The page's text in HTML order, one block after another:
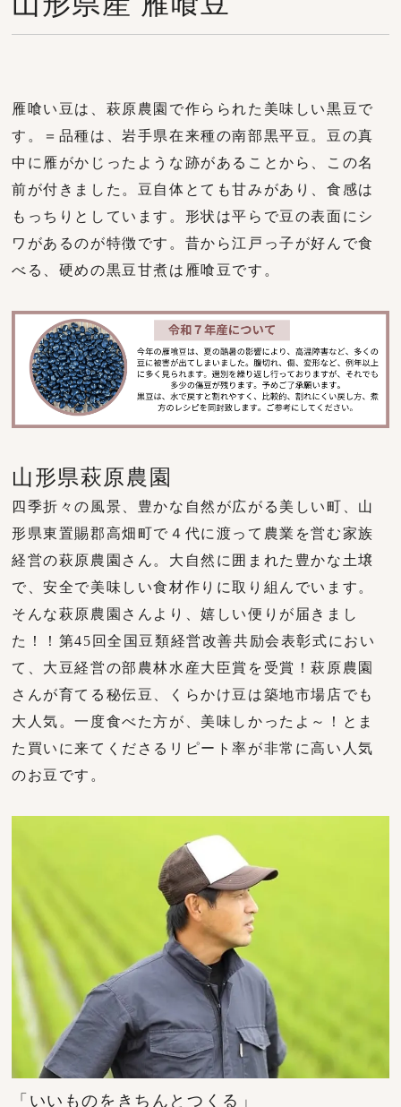
雁喰い豆は、萩原農園で作らられた美味しい黒豆で
す。＝品種は、岩手県在来種の南部黒平豆。豆の真
中に雁がかじったような跡があることから、この名
前が付きました。豆自体とても甘みがあり、食感は
もっちりとしています。形状は平らで豆の表面にシ
ワがあるのが特徴です。昔から江戸っ子が好んで食
べる、硬めの黒豆甘煮は雁喰豆です。
山形県萩原農園
四季折々の風景、豊かな自然が広がる美しい町、山
形県東置賜郡高畑町で４代に渡って農業を営む家族
経営の萩原農園さん。大自然に囲まれた豊かな土壌
で、安全で美味しい食材作りに取り組んでいます。
そんな萩原農園さんより、嬉しい便りが届きまし
た！！第45回全国豆類経営改善共励会表彰式におい
て、大豆経営の部農林水産大臣賞を受賞！萩原農園
さんが育てる秘伝豆、くらかけ豆は築地市場店でも
大人気。一度食べた方が、美味しかったよ～！とま
た買いに来てくださるリピート率が非常に高い人気
のお豆です。
「いいものをきちんとつくる」